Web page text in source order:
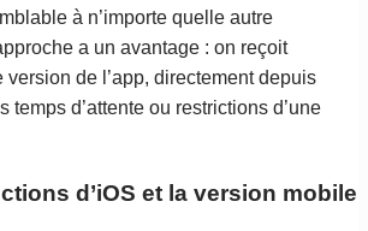
à n’importe quelle autre
a un avantage : on reçoit
de l’app, directement depuis
temps d’attente ou restrictions d’une
d’iOS et la version mobile